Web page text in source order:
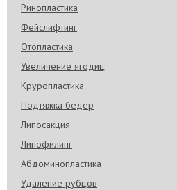
Ринопластика
Фейслифтинг
Отопластика
Увеличение ягодиц
Круропластика
Подтяжка бедер
Липосакция
Липофилинг
Абдоминопластика
Удаление рубцов